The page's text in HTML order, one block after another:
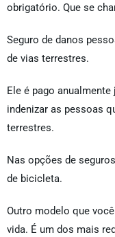
obrigatório. Que se
Seguro de danos
de vias terrestres.
Ele é pago anualmente
indenizar as pessoas
terrestres.
Nas opções de
de bicicleta.
Outro modelo que
vida. É um dos mais